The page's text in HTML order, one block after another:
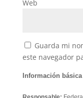
Web
Guarda mi
este navegador
Información